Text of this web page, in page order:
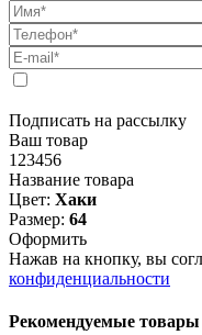
Подписать на рассылку
Ваш товар
123456
Название товара
Цвет: Хаки
Размер: 64
Оформить
Нажав на кнопку, вы
конфиденциальности
Рекомендуемые товары